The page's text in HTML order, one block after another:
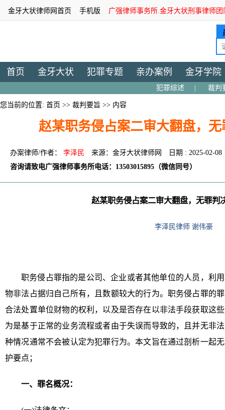
金牙大状律师网首页 手机版 广强律师事务所.金牙大状刑事律师
首页 金牙大状 犯罪专题 亲办案例 金牙学院
犯罪综述 裁判
您当前的位置: 首页 >> 裁判要旨 >> 内容
赵某职务侵占案二审大翻盘，
办案律师/作者： 李泽民 来源：金牙大状律师网
日期 : 2025-02-08
咨询请致电广强律师事务所电话：13503015895（微信同号）
赵某职务侵占案二审大翻盘，无罪判
李泽民律师 谢伟豪
职务侵占罪指的是公司、企业或者其他单位的人员，利
物非法占据归自己所有，且数额较大的行为。职务侵占罪的
合法处置单位财物的权利，以及是否存在以非法手段获取这
为是基于正常的业务流程或者由于失误而导致的，且并无非
种情况通常不会被认定为犯罪行为。本文旨在通过剖析一起
护要点；
一、罪名概况：